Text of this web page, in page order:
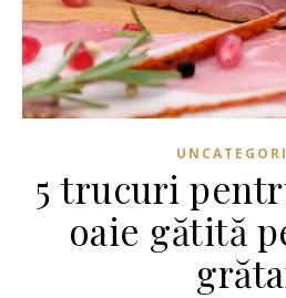
5 trucuri
oaie gătită